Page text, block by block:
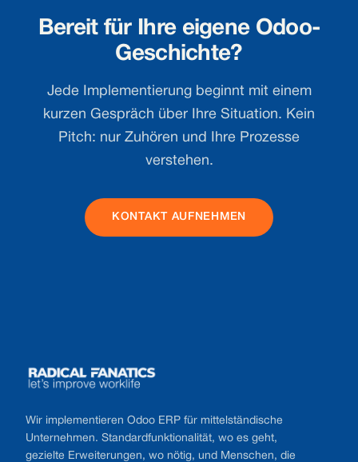
Bereit für Ihre eigene Odoo-
Geschichte?
Jede Implementierung beginnt mit einem
kurzen Gespräch über Ihre Situation. Kein
Pitch: nur Zuhören und Ihre Prozesse
verstehen.
KONTAKT AUFNEHMEN
Wir implementieren Odoo ERP für mittelständische
Unternehmen. Standardfunktionalität, wo es geht,
gezielte Erweiterungen, wo nötig, und Menschen, die